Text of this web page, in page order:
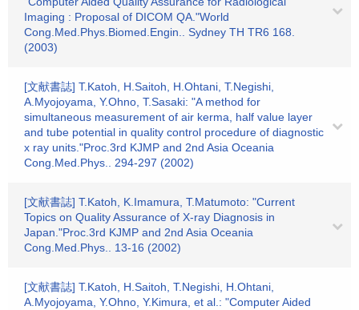
Imaging : Proposal of DICOM QA."World
Cong.Med.Phys.Biomed.Engin.. Sydney TH TR6 168.
(2003)
[文献書誌] T.Katoh, H.Saitoh, H.Ohtani, T.Negishi,
A.Myojoyama, Y.Ohno, T.Sasaki: "A method for
simultaneous measurement of air kerma, half value layer
and tube potential in quality control procedure of diagnostic
x ray units."Proc.3rd KJMP and 2nd Asia Oceania
Cong.Med.Phys.. 294-297 (2002)
[文献書誌] T.Katoh, K.Imamura, T.Matumoto: "Current
Topics on Quality Assurance of X-ray Diagnosis in
Japan."Proc.3rd KJMP and 2nd Asia Oceania
Cong.Med.Phys.. 13-16 (2002)
[文献書誌] T.Katoh, H.Saitoh, T.Negishi, H.Ohtani,
A.Myojoyama, Y.Ohno, Y.Kimura, et al.: "Computer Aided